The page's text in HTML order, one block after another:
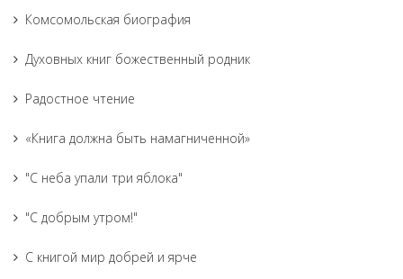
Комсомольская биография
Духовных книг божественный родник
Радостное чтение
«Книга должна быть намагниченной»
"С неба упали три яблока"
"С добрым утром!"
С книгой мир добрей и ярче